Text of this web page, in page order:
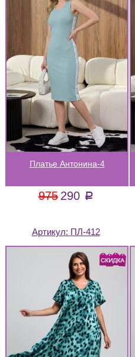
Платье Антонина-4
975 290 a
Артикул: ПЛ-412